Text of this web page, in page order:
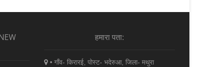
हमारा पता:
• गाँव- किरारई, पोस्ट- भदेरुआ, जिला- मथुरा